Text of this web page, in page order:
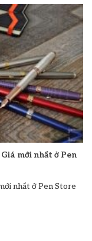
mới nhất ở Pen
nhất ở Pen Store